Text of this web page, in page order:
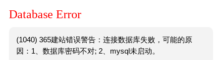
Database Error
(1040) 365建站错误警告：连接数据库失败，可能的原
因：1、数据库密码不对; 2、mysql未启动。